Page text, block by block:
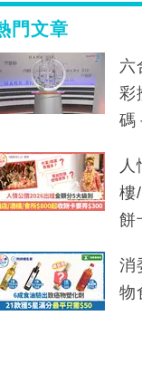
門文章
六
彩
碼
樓
餅
消
物